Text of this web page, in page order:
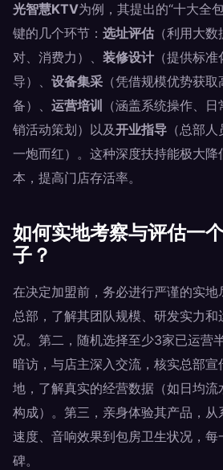
光智慧KTV为例，其提出的“十大全
键的几个环节： 选址评估 （利用大
对、消费力）、 装修设计 （提供标
导）、 设备集采 （凭借规模优势获
备）、 运营培训
（涵盖系统操作、
销活动策划）以及开业指导 （总部
一炮而红）。这种深度扶持能极大
本，提高门店存活率。
如何实地考察与评估一
子？
在决定加盟前，务必进行严谨的实
总部，了解其团队规模、研发实力
况。第二，随机选择至少3家已运营
暗访，与店主深入交流，核实总部
地，了解真实的经营数据（如日均
构成）。第三，亲身体验其产品，
速度、音响效果到包房卫生状况，每
碑。